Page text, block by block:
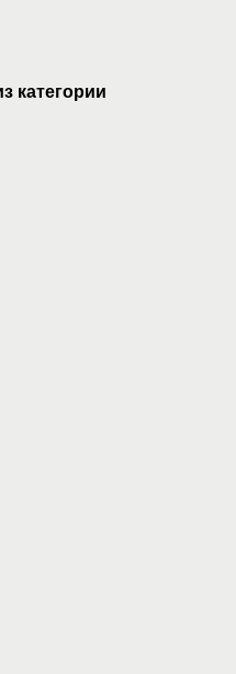
категории